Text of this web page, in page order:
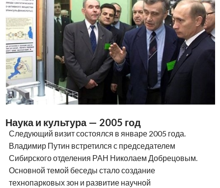
Наука и культура — 2005 год
Следующий визит состоялся в январе 2005 года.
Владимир Путин встретился с председателем
Сибирского отделения РАН Николаем Добрецовым.
Основной темой беседы стало создание
технопарковых зон и развитие научной